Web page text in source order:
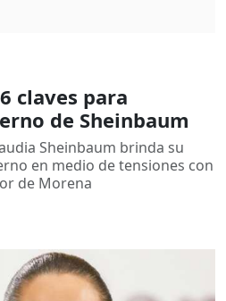
claves para
de Sheinbaum
Sheinbaum brinda su
en medio de tensiones con
de Morena